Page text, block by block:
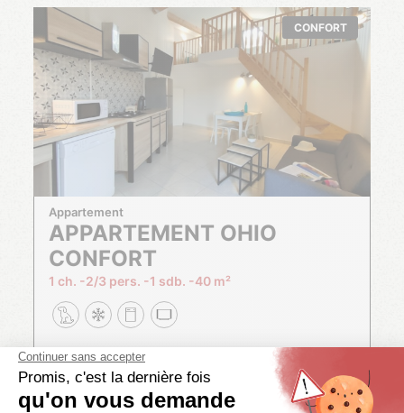
CONFORT
Appartement
APPARTEMENT OHIO
CONFORT
1 ch. 2/3 pers. 1 sdb. 40 m²
Nous avons d'autres disponibilités pour vous !